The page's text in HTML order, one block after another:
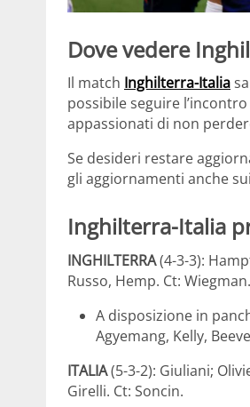
Dove vedere
Il match Inghilterra-Italia
possibile seguire
appassionati di non
Se desideri restare
gli aggiornamenti anche
Inghilterra-Italia
INGHILTERRA(4-3-3):
Russo, Hemp. Ct: Wiegman.
A disposizione in
Agyemang, Kelly,
ITALIA(5-3-2): Giuliani;
Girelli. Ct: Soncin.